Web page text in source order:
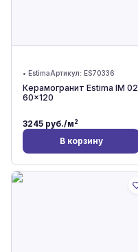
• EstimaАртикул: ES70336
Керамогранит Estima IM 02
60x120
3245 руб./м2
В корзину